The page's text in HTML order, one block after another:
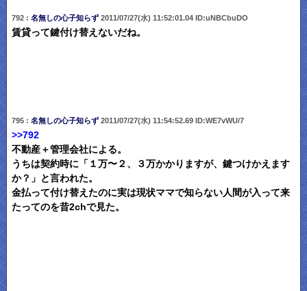
792 : 名無しの心子知らず2011/07/27(水) 11:52:01.04 ID:uNBCbuDO
賃貸って鍵付け替えないだね。
795 : 名無しの心子知らず2011/07/27(水) 11:54:52.69 ID:WE7vWU/7
>>792
不動産＋管理会社による。
うちは契約時に「１万〜２、３万かかりますが、鍵つけかえます
か？」と言われた。
金払って付け替えたのに実は現状ママで知らない人間が入って来
たってのを昔2chで見た。